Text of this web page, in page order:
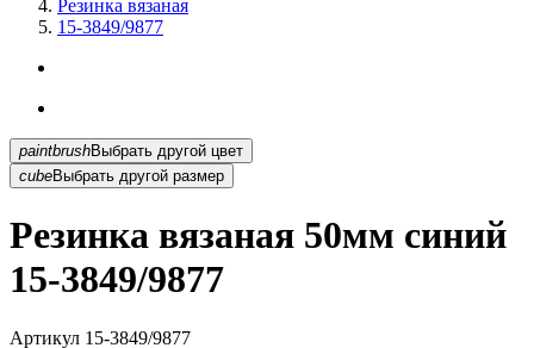
Резинка вязаная
15-3849/9877
paintbrush
Выбрать другой цвет
cubeВыбрать другой размер
Резинка вязаная 50мм синий
15-3849/9877
Артикул 15-3849/9877